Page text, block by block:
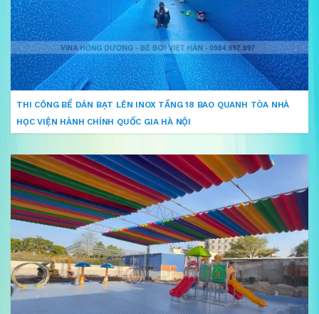
THI CÔNG BỂ DÁN BẠT LÊN INOX TẦNG 18 BAO QUANH TÒA NHÀ
HỌC VIỆN HÀNH CHÍNH QUỐC GIA HÀ NỘI